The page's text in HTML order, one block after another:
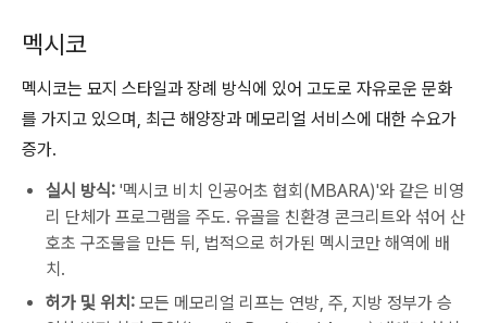
멕시코
멕시코는 묘지 스타일과 장례 방식에 있어 고도로 자유로운 문화
를 가지고 있으며, 최근 해양장과 메모리얼 서비스에 대한 수요가
증가.
실시 방식: '멕시코 비치 인공어초 협회(MBARA)'와 같은 비영
리 단체가 프로그램을 주도. 유골을 친환경 콘크리트와 섞어 산
호초 구조물을 만든 뒤, 법적으로 허가된 멕시코만 해역에 배
치.
허가 및 위치: 모든 메모리얼 리프는 연방, 주, 지방 정부가 승